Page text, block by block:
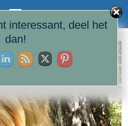
interessant, deel het
dan!